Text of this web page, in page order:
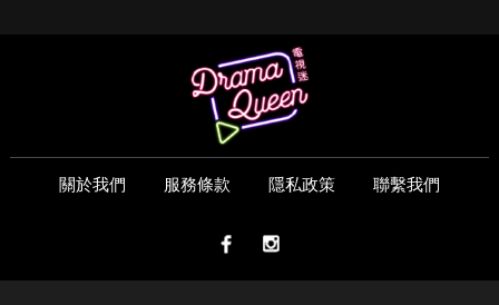
關於我們 服務條款 隱私政策 聯繫我們